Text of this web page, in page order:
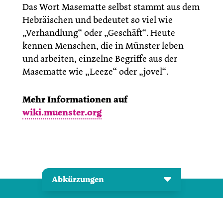
Das Wort Masematte selbst stammt aus dem
Hebräischen und bedeutet so viel wie
„Verhandlung“ oder „Geschäft“. Heute
kennen Menschen, die in Münster leben
und arbeiten, einzelne Begriffe aus der
Masematte wie „Leeze“ oder „jovel“.
Mehr Informationen auf
wiki.muenster.org
Abkürzungen